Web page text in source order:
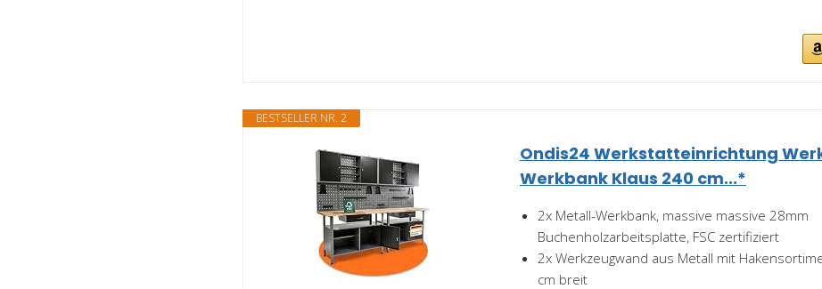
BESTSELLER NR. 2
Ondis24 Werkstatteinrichtung
Werkbank Klaus 240 cm...*
2x Metall-Werkbank, massive massive 28mm
Buchenholzarbeitsplatte, FSC zertifiziert
2x Werkzeugwand aus Metall mit
cm breit